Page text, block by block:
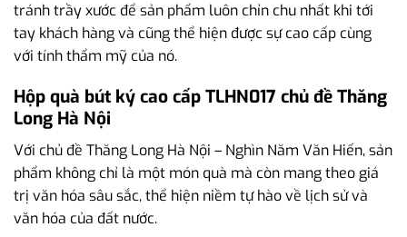
tránh trầy xước để sản phẩm luôn chỉn chu nhất khi tới
tay khách hàng và cũng thể hiện được sự cao cấp cùng
với tính thẩm mỹ của nó.
Hộp quà bút ký cao cấp TLHN017 chủ đề Thăng
Long Hà Nội
Với chủ đề Thăng Long Hà Nội – Nghìn Năm Văn Hiến, sản
phẩm không chỉ là một món quà mà còn mang theo giá
trị văn hóa sâu sắc, thể hiện niềm tự hào về lịch sử và
văn hóa của đất nước.